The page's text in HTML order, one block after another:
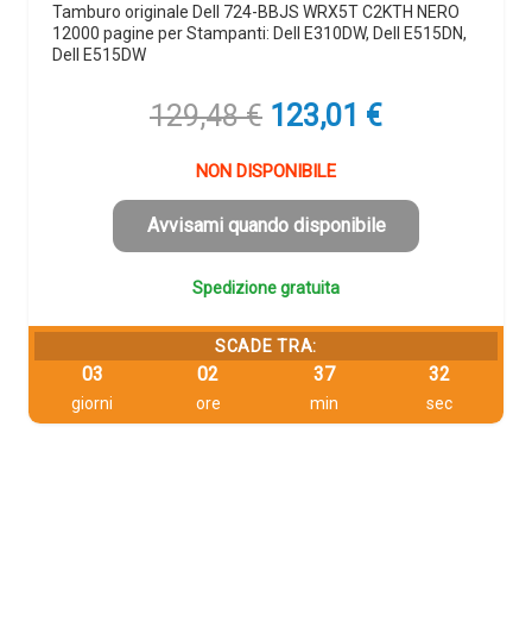
Tamburo originale Dell 724-BBJS WRX5T C2KTH NERO
12000 pagine per Stampanti: Dell E310DW, Dell E515DN,
Dell E515DW
129,48€ Il
originale
era:
129,48 €.
123,01 €Il
è:
123,01 €.
NON DISPONIBILE
Avvisami quando disponibile
Spedizione gratuita
SCADE TRA:
03
giorni
02
ore
37
min
31
sec